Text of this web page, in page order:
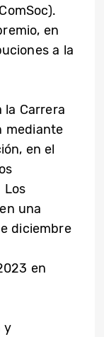
en
a la
la Carrera
mediante
en el
Los
una
diciembre
en
y